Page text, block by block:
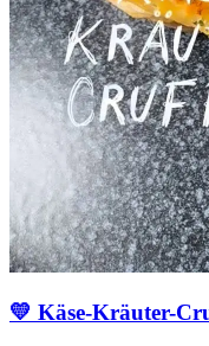
💛 Käse-Kräuter-